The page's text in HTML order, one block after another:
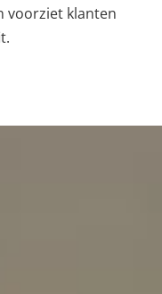
voorziet klanten